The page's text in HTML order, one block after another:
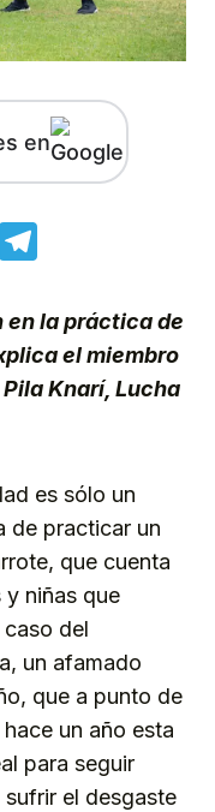
en
LinkedIn
en la práctica de
el miembro
Knarí, Lucha
es sólo un
de practicar un
que cuenta
y niñas que
del
un afamado
que a punto de
un año esta
para seguir
el desgaste